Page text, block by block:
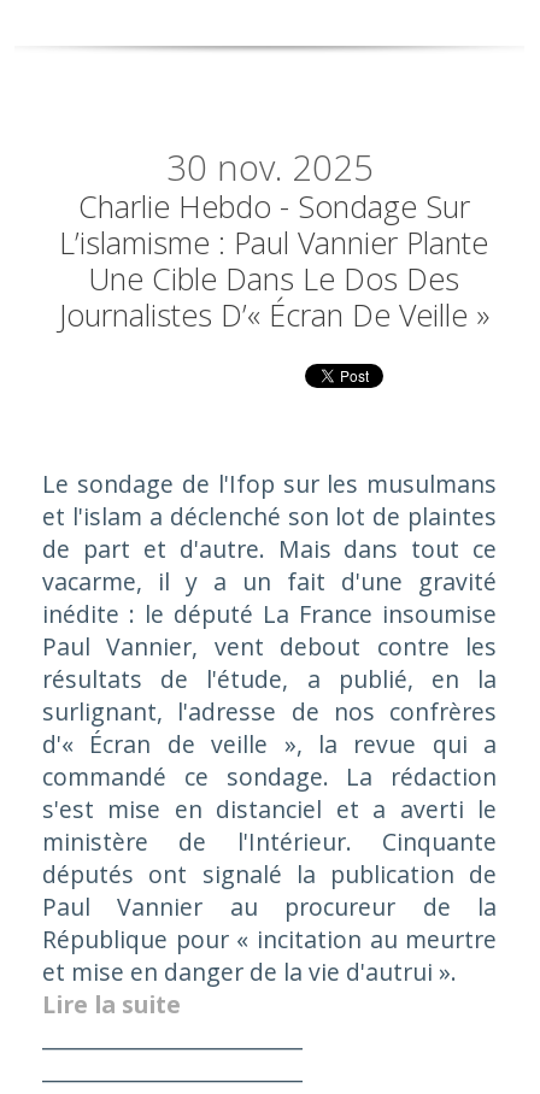
30 nov. 2025
Charlie Hebdo - Sondage Sur
L’islamisme : Paul Vannier Plante
Une Cible Dans Le Dos Des
Journalistes D’« Écran De Veille »
Le sondage de l'Ifop sur les musulmans
et l'islam a déclenché son lot de plaintes
de part et d'autre. Mais dans tout ce
vacarme, il y a un fait d'une gravité
inédite : le député La France insoumise
Paul Vannier, vent debout contre les
résultats de l'étude, a publié, en la
surlignant, l'adresse de nos confrères
d'« Écran de veille », la revue qui a
commandé ce sondage. La rédaction
s'est mise en distanciel et a averti le
ministère de l'Intérieur. Cinquante
députés ont signalé la publication de
Paul Vannier au procureur de la
République pour « incitation au meurtre
et mise en danger de la vie d'autrui ».
Lire la suite